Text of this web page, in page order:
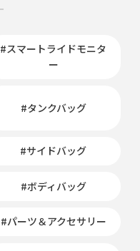
#スマートライドモニタ
ー
#タンクバッグ
#サイドバッグ
#ボディバッグ
#パーツ＆アクセサリー